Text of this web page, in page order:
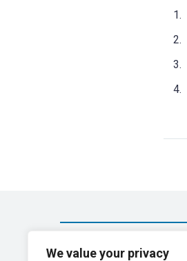
We value your privacy
Strangercam